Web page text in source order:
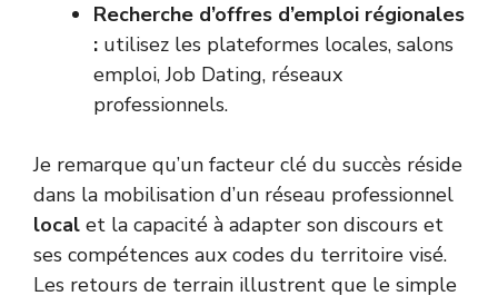
Recherche d’offres d’emploi régionales
: utilisez les plateformes locales, salons
emploi, Job Dating, réseaux
professionnels.
Je remarque qu’un facteur clé du succès réside
dans la mobilisation d’un réseau professionnel
local et la capacité à adapter son discours et
ses compétences aux codes du territoire visé.
Les retours de terrain illustrent que le simple